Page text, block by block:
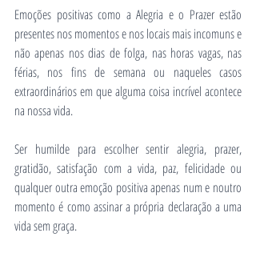
Emoções positivas como a Alegria e o Prazer estão
presentes nos momentos e nos locais mais incomuns e
não apenas nos dias de folga, nas horas vagas, nas
férias, nos fins de semana ou naqueles casos
extraordinários em que alguma coisa incrível acontece
na nossa vida.
Ser humilde para escolher sentir alegria, prazer,
gratidão, satisfação com a vida, paz, felicidade ou
qualquer outra emoção positiva apenas num e noutro
momento é como assinar a própria declaração a uma
vida sem graça.